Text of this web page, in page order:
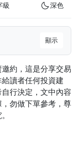
級 深色
顯示
三星電子在越南的
約，這是分享交易
讀者任何投資建
行決定，文中內容
勿做下單參考，尊